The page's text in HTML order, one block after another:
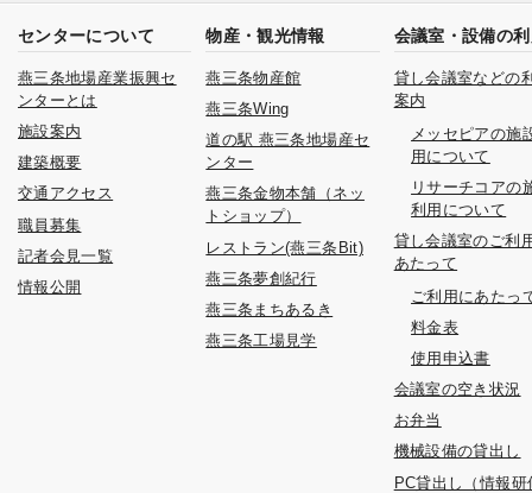
センターについて
燕三条地場産業振興セ
ンターとは
施設案内
建築概要
交通アクセス
職員募集
記者会見一覧
情報公開
物産・観光情報
燕三条物産館
燕三条Wing
道の駅 燕三条地場産セ
ンター
燕三条金物本舗（ネッ
トショップ）
レストラン(燕三条Bit)
燕三条夢創紀行
燕三条まちあるき
燕三条工場見学
会議室・設備の
貸し会議室などの
案内
メッセピアの施
用について
リサーチコアの
利用について
貸し会議室のご利
あたって
ご利用にあたっ
料金表
使用申込書
会議室の空き状況
お弁当
機械設備の貸出し
PC貸出し（情報研